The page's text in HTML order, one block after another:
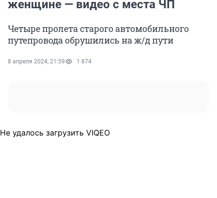
женщине — видео с места ЧП
Четыре пролета старого автомобильного
путепровода обрушились на ж/д пути
8 апреля 2024, 21:59 1 874
Не удалось загрузить VIQEO